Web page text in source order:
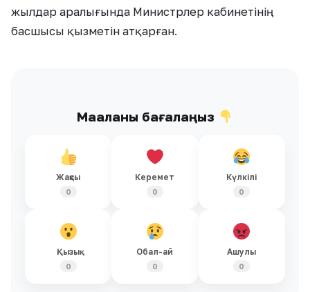
жылдар аралығында Министрлер кабинетінің
басшысы қызметін атқарған.
Мақаланы бағалаңыз
Жақсы
0
Керемет
0
Күлкілі
0
Қызық
0
Обал-ай
0
Ашулы
0